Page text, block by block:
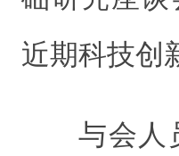
近期科技创
与会人